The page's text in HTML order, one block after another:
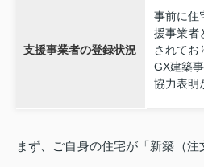
支援事業者の登録状況
事前に住
援事業者
されてお
GX建築
協力表明
まず、ご自身の住宅が「新築（